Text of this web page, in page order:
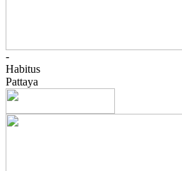
-
Habitus
Pattaya